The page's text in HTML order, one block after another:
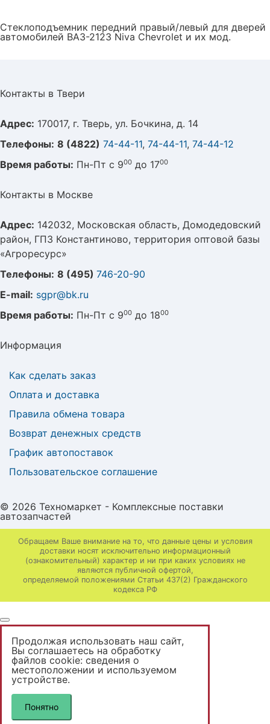
Стеклоподъемник передний правый/левый для дверей
автомобилей ВАЗ-2123 Niva Chevrolet и их мод.
Контакты в Твери
Адрес: 170017, г. Тверь, ул. Бочкина, д. 14
Телефоны: 8 (4822) 74-44-11, 74-44-11, 74-44-12
Время работы: Пн-Пт с 900 до 1700
Контакты в Москве
Адрес: 142032, Московская область, Домодедовский
район, ГПЗ Константиново, территория оптовой базы
«Агроресурс»
Телефоны: 8 (495) 746-20-90
E-mail: sgpr@bk.ru
Время работы: Пн-Пт с 900 до 1800
Информация
Как сделать заказ
Оплата и доставка
Правила обмена товара
Возврат денежных средств
График автопоставок
Пользовательское соглашение
© 2026 Техномаркет - Комплексные поставки
автозапчастей
Обращаем Ваше внимание на то, что данные цены и условия
доставки носят исключительно информационный
(ознакомительный) характер и ни при каких условиях не
являются публичной офертой,
определяемой положениями Статьи 437(2) Гражданского
кодекса РФ
Продолжая использовать наш сайт,
Вы соглашаетесь на обработку
файлов cookie: сведения о
местоположении и используемом
устройстве.
Понятно
Вы неавторизованы
Доступны только розничные цены.
Если вы уже зарегистрированы на сайте,
авторизутесь
Вам будут доступны ваши цены.